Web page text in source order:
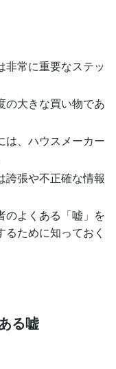
非常に重要なステッ
の大きな買い物であ
は、ハウスメーカー
誇張や不正確な情報
のよくある「嘘」を
ために知っておく
る嘘